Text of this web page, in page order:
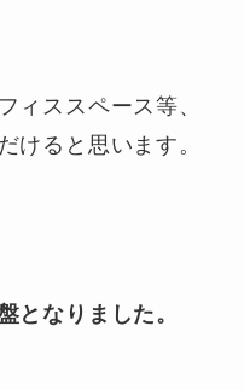
ィススペース等、
けると思います。
となりました。